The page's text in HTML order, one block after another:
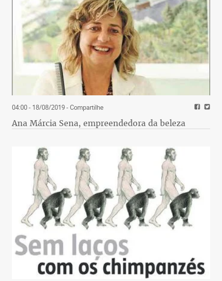
04:00 - 18/08/2019- Compartilhe
Ana Márcia Sena, empreendedora da beleza